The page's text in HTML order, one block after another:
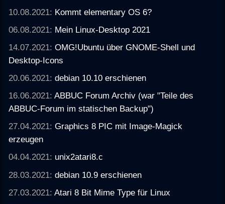
10.08.2021: Kommt elementary OS 6?
06.08.2021: Mein Linux-Desktop 2021
14.07.2021:OMG!Ubuntu über GNOME-Shell und
Desktop-Icons
20.06.2021:debian 10.10 erschienen
16.06.2021:ABBUC Forum Archiv (war "Teile des
ABBUC-Forum im statischen Backup")
27.04.2021:Graphics 8 PIC mit Image-Magick
erzeugen
04.04.2021: unix2atari8.c
28.03.2021:debian 10.9 erschienen
27.03.2021:Atari 8 Bit Mime Type für Linux